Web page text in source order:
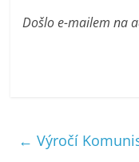
Došlo e-mailem na
← Výročí